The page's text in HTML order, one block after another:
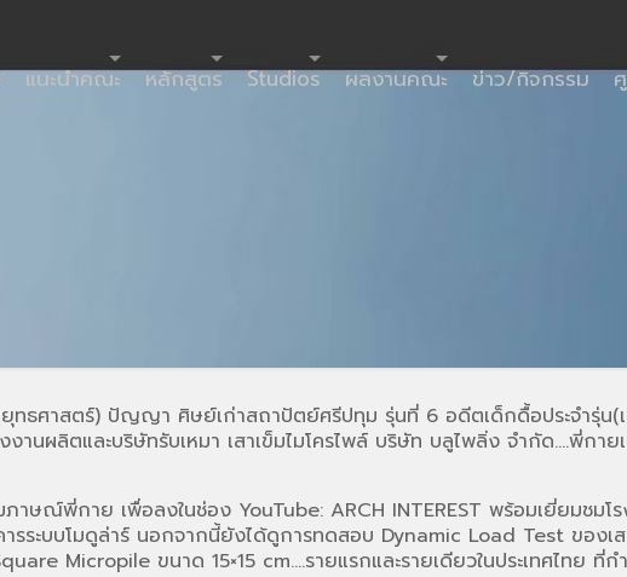
แนะนำคณะ หลักสูตร Studios ผลงานคณะ ข่าว/กิจกรรม
ทธศาสตร์) ปัญญา ศิษย์เก่าสถาปัตย์ศรีปทุม รุ่นที่ 6 อดีตเด็กดื้อประจำรุ่น(
านผลิตและบริษัทรับเหมา เสาเข็มไมโครไพล์ บริษัท บลูไพลิ่ง จำกัด….พี่กา
าษณ์พี่กาย เพื่อลงในช่อง YouTube: ARCH INTERESTพร้อมเยี่ยมชมโ
ระบบโมดูล่าร์ นอกจากนี้ยังได้ดูการทดสอบ Dynamic Load Test ของเส
Micropile ขนาด 15×15 cm….รายแรกและรายเดียวในประเทศไทย ที่